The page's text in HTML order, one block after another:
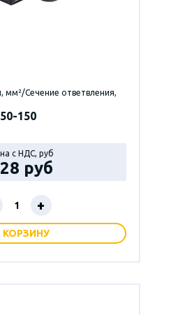
мм²/Сечение ответвления,
150
с НДС, руб
руб
+
КОРЗИНУ